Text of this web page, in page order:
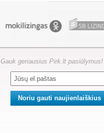
Gauk geriausius Pirk.lt pasiūlymus!